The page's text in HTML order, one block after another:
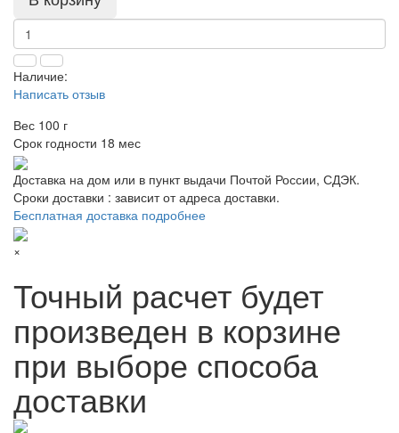
Наличие:
Написать отзыв
Вес 100 г
Срок годности 18 мес
Доставка на дом или в пункт выдачи Почтой России, СДЭК.
Сроки доставки : зависит от адреса доставки.
Бесплатная доставка подробнее
×
Точный расчет будет
произведен в корзине
при выборе способа
доставки